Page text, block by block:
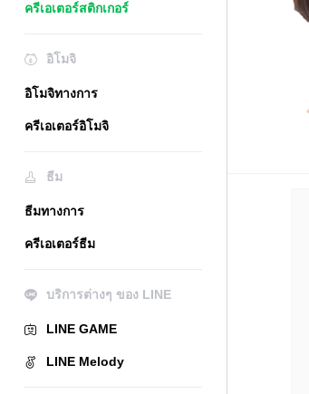
ครีเอเตอร์สติกเกอร์
อิโมจิ
อิโมจิทางการ
ครีเอเตอร์อิโมจิ
ธีม
ธีมทางการ
ครีเอเตอร์ธีม
บริการต่างๆ ของ LINE
LINE GAME
LINE Melody